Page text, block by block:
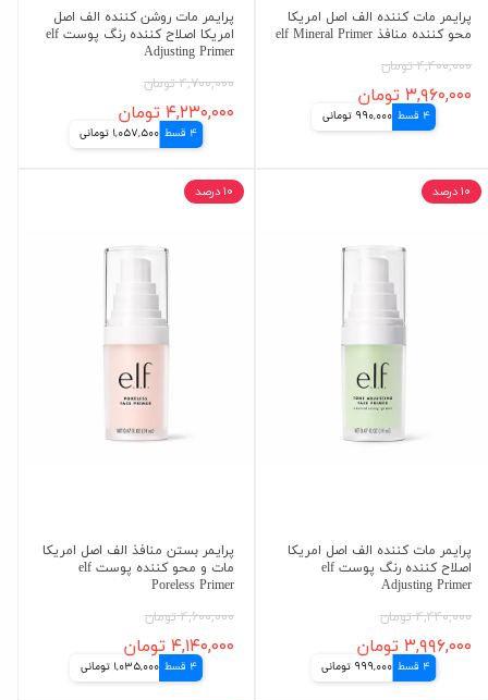
پرایمر مات کننده الف اصل امریکا
محو کننده منافذ elf Mineral Primer
۴,۴۰۰,۰۰۰ تومان
۳,۹۶۰,۰۰۰ تومان
4 قسط 990,000 تومانی
پرایمر مات روشن کننده الف اصل
امریکا اصلاح کننده رنگ پوست elf
Adjusting Primer
۴,۷۰۰,۰۰۰ تومان
۴,۲۳۰,۰۰۰ تومان
4 قسط 1,057,500 تومانی
پرایمر مات کننده الف اصل امریکا
اصلاح کننده رنگ پوست elf
Adjusting Primer
۴,۴۴۰,۰۰۰ تومان
۳,۹۹۶,۰۰۰ تومان
4 قسط 999,000 تومانی
۱۰ درصد
پرایمر بستن منافذ الف اصل امریکا
مات و محو کننده پوست elf
Poreless Primer
۴,۶۰۰,۰۰۰ تومان
۴,۱۴۰,۰۰۰ تومان
4 قسط 1,035,000 تومانی
۱۰ درصد